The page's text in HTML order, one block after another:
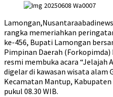
rangka memeriahkan
ke-456, Bupati Lamongan
Pimpinan Daerah
resmi membuka acara “Jelajah
digelar di kawasan wisata alam
Kecamatan Mantup,
pukul 08.30 WIB.